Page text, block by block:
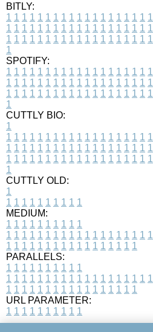
BITLY:
1 1 1 1 1 1 1 1 1 1 1 1 1 1 1 1 1 1 1
1 1 1 1 1 1 1 1 1 1 1 1 1 1 1 1 1 1 1
1 1 1 1 1 1 1 1 1 1 1 1 1 1 1 1 1 1 1
1
SPOTIFY:
1 1 1 1 1 1 1 1 1 1 1 1 1 1 1 1 1 1 1
1 1 1 1 1 1 1 1 1 1 1 1 1 1 1 1 1 1 1
1 1 1 1 1 1 1 1 1 1 1 1 1 1 1 1 1 1 1
1
CUTTLY BIO:
1
1 1 1 1 1 1 1 1 1 1 1 1 1 1 1 1 1 1 1
1 1 1 1 1 1 1 1 1 1 1 1 1 1 1 1 1 1 1
1 1 1 1 1 1 1 1 1 1 1 1 1 1 1 1 1 1 1
1
CUTTLY OLD:
1
1 1 1 1 1 1 1 1 1 1
MEDIUM:
1 1 1 1 1 1 1 1 1 1
1 1 1 1 1 1 1 1 1 1 1 1 1 1 1 1 1 1 1
1 1 1 1 1 1 1 1 1 1 1 1 1 1 1 1 1
PARALLELS:
1 1 1 1 1 1 1 1 1 1
1 1 1 1 1 1 1 1 1 1 1 1 1 1 1 1 1 1 1
1 1 1 1 1 1 1 1 1 1 1 1 1 1 1 1 1
URL PARAMETER:
1 1 1 1 1 1 1 1 1 1